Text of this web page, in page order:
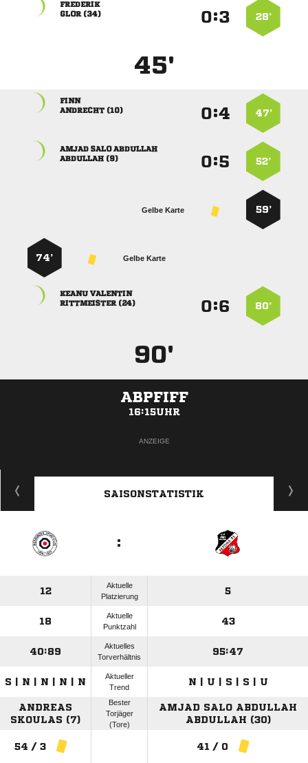
28’
:

 
45'
47’
:

 
52’
:
  
 
59’
Gelbe Karte
Gelbe Karte
74’
80’
:
 
 
90'
ABPFIFF
16:15UHR
ANZEIGE
SAISONSTATISTIK
:
12
Aktuelle
Platzierung
5
18
Aktuelle
Punktzahl
43
40:89
Aktuelles
Torverhältnis
95:47
S | N | N | N | N
Aktueller
Trend
N | U | S | S | U
ANDREAS
SKOULAS (7)
Bester
Torjäger
(Tore)
AMJAD SALO ABDULLAH
ABDULLAH (30)
54 / 3 41 / 0